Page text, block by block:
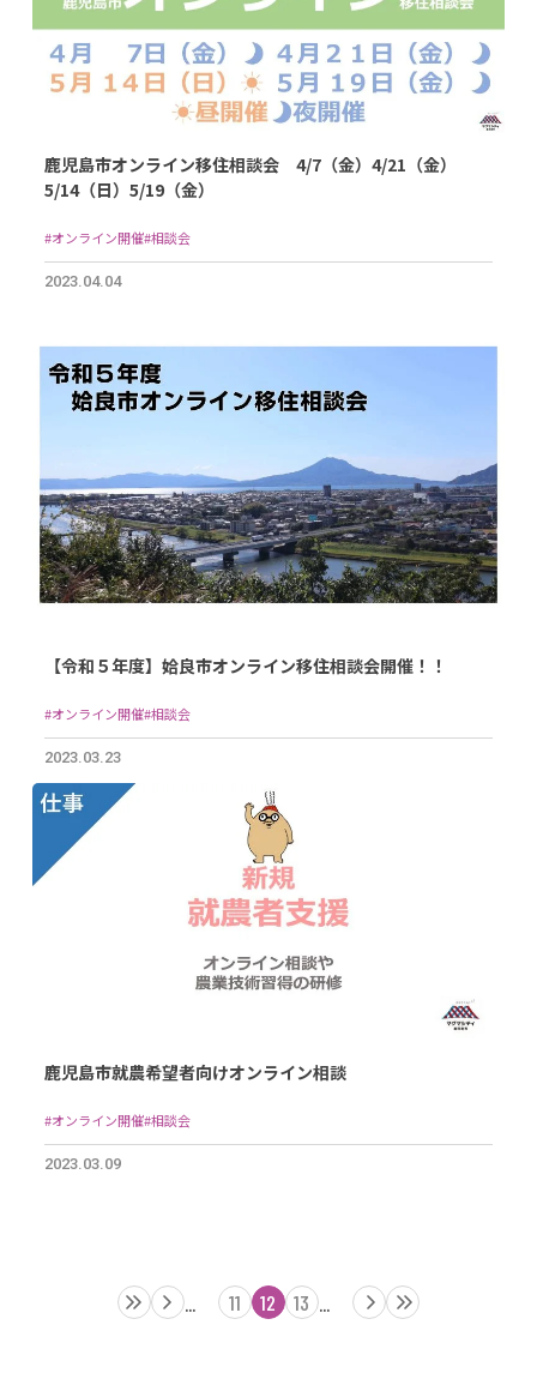
鹿児島市オンライン移住相談会 4/7（金）4/21（金）
5/14（日）5/19（金）
#オンライン開催#相談会
2023.04.04
【令和５年度】姶良市オンライン移住相談会開催！！
#オンライン開催#相談会
2023.03.23
鹿児島市就農希望者向けオンライン相談
#オンライン開催#相談会
2023.03.09
... 11 12 13 ...